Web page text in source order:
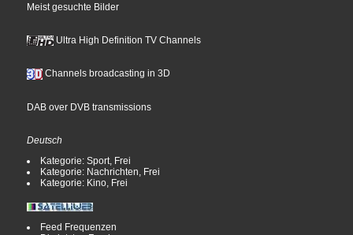
Meist gesuchte Bilder
Ultra High Definition TV Channels
Channels broadcasting in 3D
DAB over DVB transmissions
Deutsch
Kategorie: Sport, Frei
Kategorie: Nachrichten, Frei
Kategorie: Kino, Frei
Feed Frequenzen